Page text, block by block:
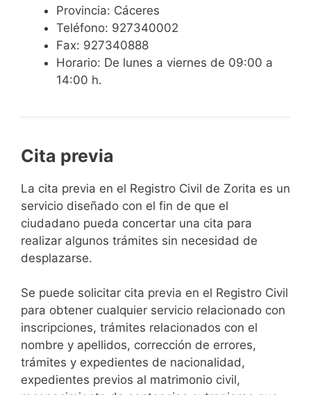
Provincia: Cáceres
Teléfono: 927340002
Fax: 927340888
Horario: De lunes a viernes de 09:00 a
14:00 h.
Cita previa
​​​​​​​​​​​​​​​​​​​​​​​​​​​​La cita previa en el Registro Civil de Zorita es un
servicio diseñado con el fin de que el
ciudadano pueda concertar una cita para
realizar algunos trámites sin necesidad de
desplazarse.​
Se puede solicitar cita previa en el Registro Civil
para obtener cualquier servicio relacionado con
inscripciones, trámites relacionados con el
nombre y apellidos, corrección de errores,
trámites y expedientes de nacionalidad,
expedientes previos al matrimonio civil,